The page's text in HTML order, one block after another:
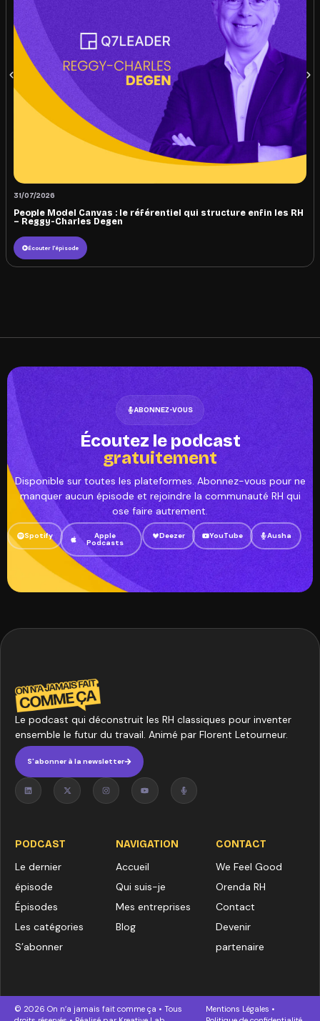
31/07/2026
People Model Canvas : le référentiel qui structure enfin les RH
– Reggy-Charles Degen
Écouter l'épisode
ABONNEZ-VOUS
Écoutez le podcast
gratuitement
Disponible sur toutes les plateformes. Abonnez-vous pour ne
manquer aucun épisode et rejoindre la communauté RH qui
ose faire autrement.
Spotify Apple
Podcasts
Deezer YouTube Ausha
Le podcast qui déconstruit les RH classiques pour inventer
ensemble le futur du travail. Animé par Florent Letourneur.
S'abonner à la newsletter
PODCAST
Le dernier
épisode
Épisodes
Les catégories
S’abonner
NAVIGATION
Accueil
Qui suis-je
Mes entreprises
Blog
CONTACT
We Feel Good
Orenda RH
Contact
Devenir
partenaire
© 2026 On n’a jamais fait comme ça • Tous
Mentions Légales •